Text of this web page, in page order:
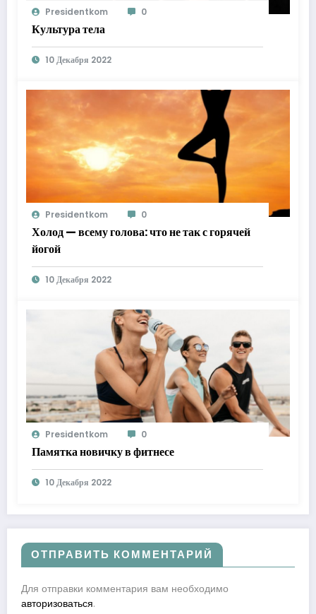
Presidentkom 0
Культура тела
10 Декабря 2022
Presidentkom 0
Холод — всему голова: что не так с горячей
йогой
10 Декабря 2022
Presidentkom 0
Памятка новичку в фитнесе
10 Декабря 2022
ОТПРАВИТЬ КОММЕНТАРИЙ
Для отправки комментария вам необходимо
авторизоваться.